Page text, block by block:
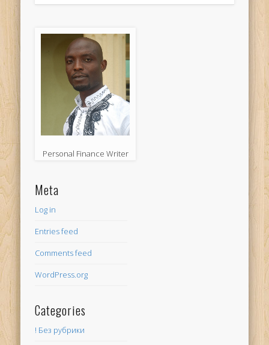
Personal Finance Writer
Meta
Log in
Entries feed
Comments feed
WordPress.org
Categories
! Без рубрики